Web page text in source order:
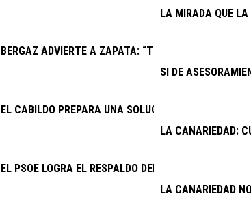
BERGAZ ADVIERTE A ZAPATA: “TRAS UN AÑO DE
EL CABILDO PREPARA UNA SOLUCIÓN PARA EL
EL PSOE LOGRA EL RESPALDO DEL CABILDO A UNA
LA MIRADA QUE LA
SI DE
LA CANARIEDAD:
LA CANARIEDAD